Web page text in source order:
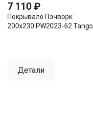
7 110 ₽
Покрывало Пэчворк
200х230 PW2023-62 Tango
Детали